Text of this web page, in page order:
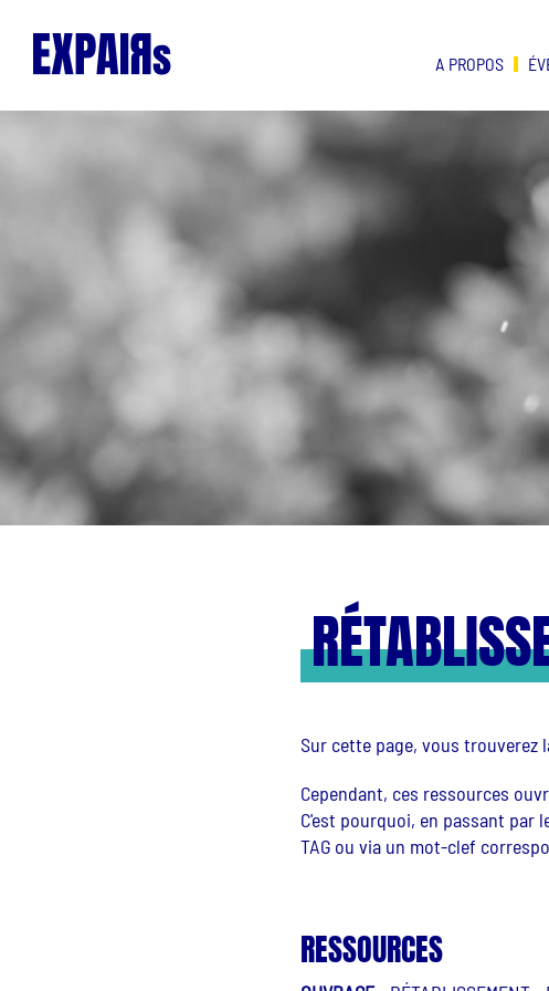
A PROPOS
Sur cette page, vous
Cependant, ces ressources
C'est pourquoi, en passant par
TAG ou via un mot-clef
RESSOURCES